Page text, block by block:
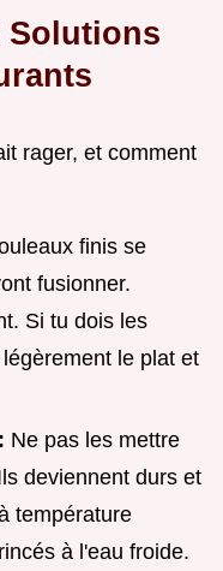
Solutions
rager, et comment
finis se
fusionner.
Si tu dois les
le plat et
Ne pas les mettre
deviennent durs et
température
à l'eau froide.